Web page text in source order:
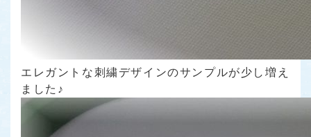
エレガントな刺繍デザインのサンプルが少し増え
ました♪